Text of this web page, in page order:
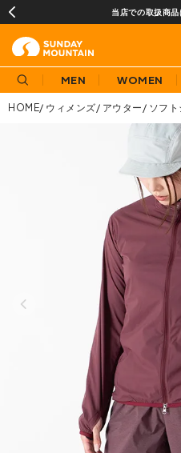
当店での取扱商
MEN WOMEN
HOME ウィメンズ アウター ソフ